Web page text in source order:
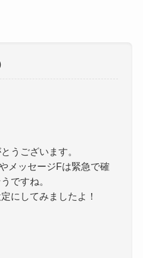
うございます。
メッセージFは緊急で確
ですね。
にしてみましたよ！